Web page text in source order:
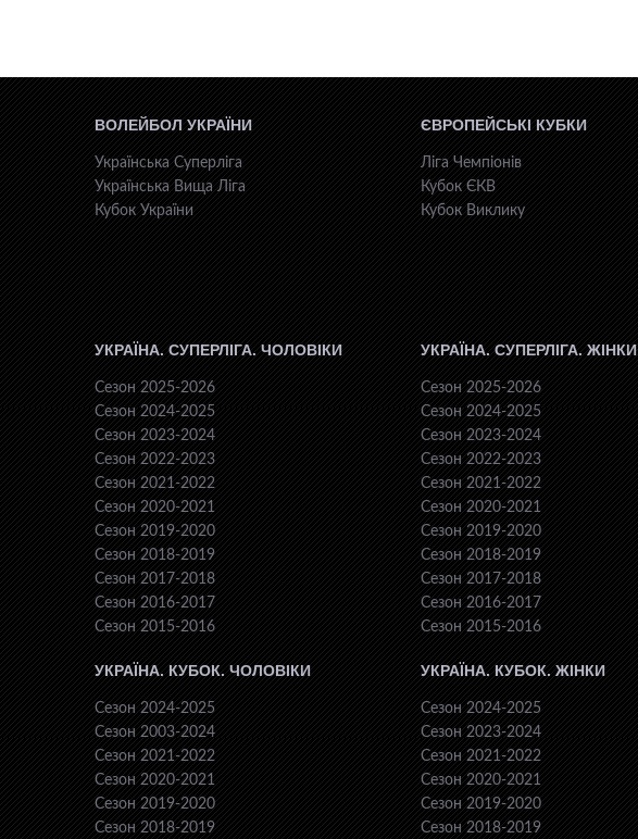
ВОЛЕЙБОЛ УКРАЇНИ
Українська Суперліга
Українська Вища Ліга
Кубок України
ЄВРОПЕЙСЬКІ КУБКИ
Ліга Чемпіонів
Кубок ЄКВ
Кубок Виклику
УКРАЇНА. СУПЕРЛІГА. ЧОЛОВІКИ
Сезон 2025-2026
Сезон 2024-2025
Сезон 2023-2024
Сезон 2022-2023
Сезон 2021-2022
Сезон 2020-2021
Сезон 2019-2020
Сезон 2018-2019
Сезон 2017-2018
Сезон 2016-2017
Сезон 2015-2016
УКРАЇНА. СУПЕРЛІГА. ЖІНКИ
Сезон 2025-2026
Сезон 2024-2025
Сезон 2023-2024
Сезон 2022-2023
Сезон 2021-2022
Сезон 2020-2021
Сезон 2019-2020
Сезон 2018-2019
Сезон 2017-2018
Сезон 2016-2017
Сезон 2015-2016
УКРАЇНА. КУБОК. ЧОЛОВІКИ
Сезон 2024-2025
Сезон 2003-2024
Сезон 2021-2022
Сезон 2020-2021
Сезон 2019-2020
Сезон 2018-2019
УКРАЇНА. КУБОК. ЖІНКИ
Сезон 2024-2025
Сезон 2023-2024
Сезон 2021-2022
Сезон 2020-2021
Сезон 2019-2020
Сезон 2018-2019